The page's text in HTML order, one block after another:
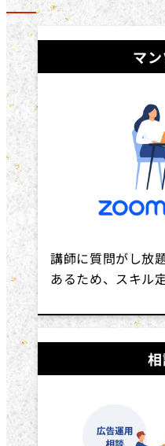
マ
講師に質問がし放
あるため、スキル